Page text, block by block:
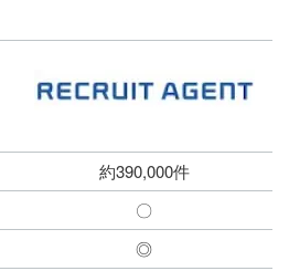
約390,000件
〇
◎